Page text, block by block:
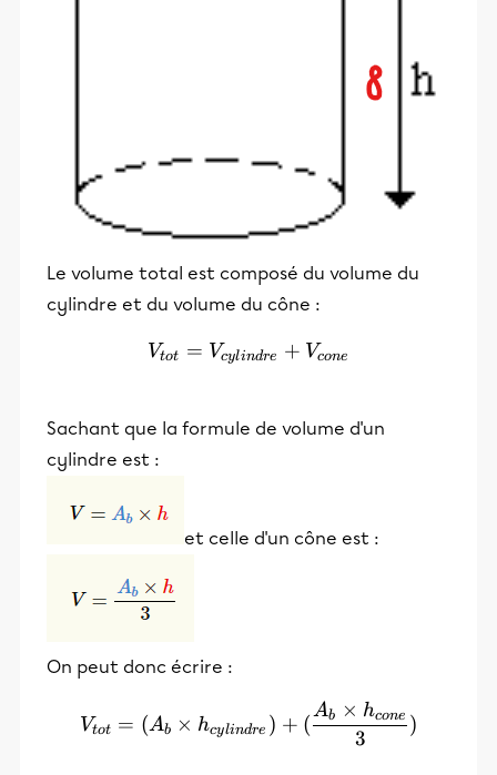
Le volume total est composé du volume du
cylindre et du volume du cône :
Vtot = Vcylindre + Vcone
Sachant que la formule de volume d'un
cylindre est :
et celle d'un cône est :
On peut donc écrire :
V_{tot}= (A_{b}\times
Vtot = (Ab × hcylindre ) + (
3
Ab × hcone )